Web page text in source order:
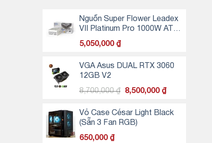
Nguồn Super Flower Leadex
VII Platinum Pro 1000W ATX
3.1 80 Plus Platinum -
WHITE
5,050,000 ₫
VGA Asus DUAL RTX 3060
12GB V2
8,700,000₫
Giá
là:
8,700,000 ₫.
8,500,000 ₫
tại
Vỏ Case César Light Black
(Sẵn 3 Fan RGB)
650,000 ₫